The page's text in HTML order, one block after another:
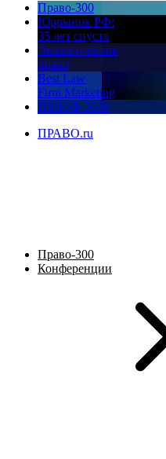
Право-300
Юррынок РФ:
35 лет спустя
Экологическое
право
Best Law
Firm Marketing
ПМЮФ 2026
ПРАВО.ru
Право-300
Конференции